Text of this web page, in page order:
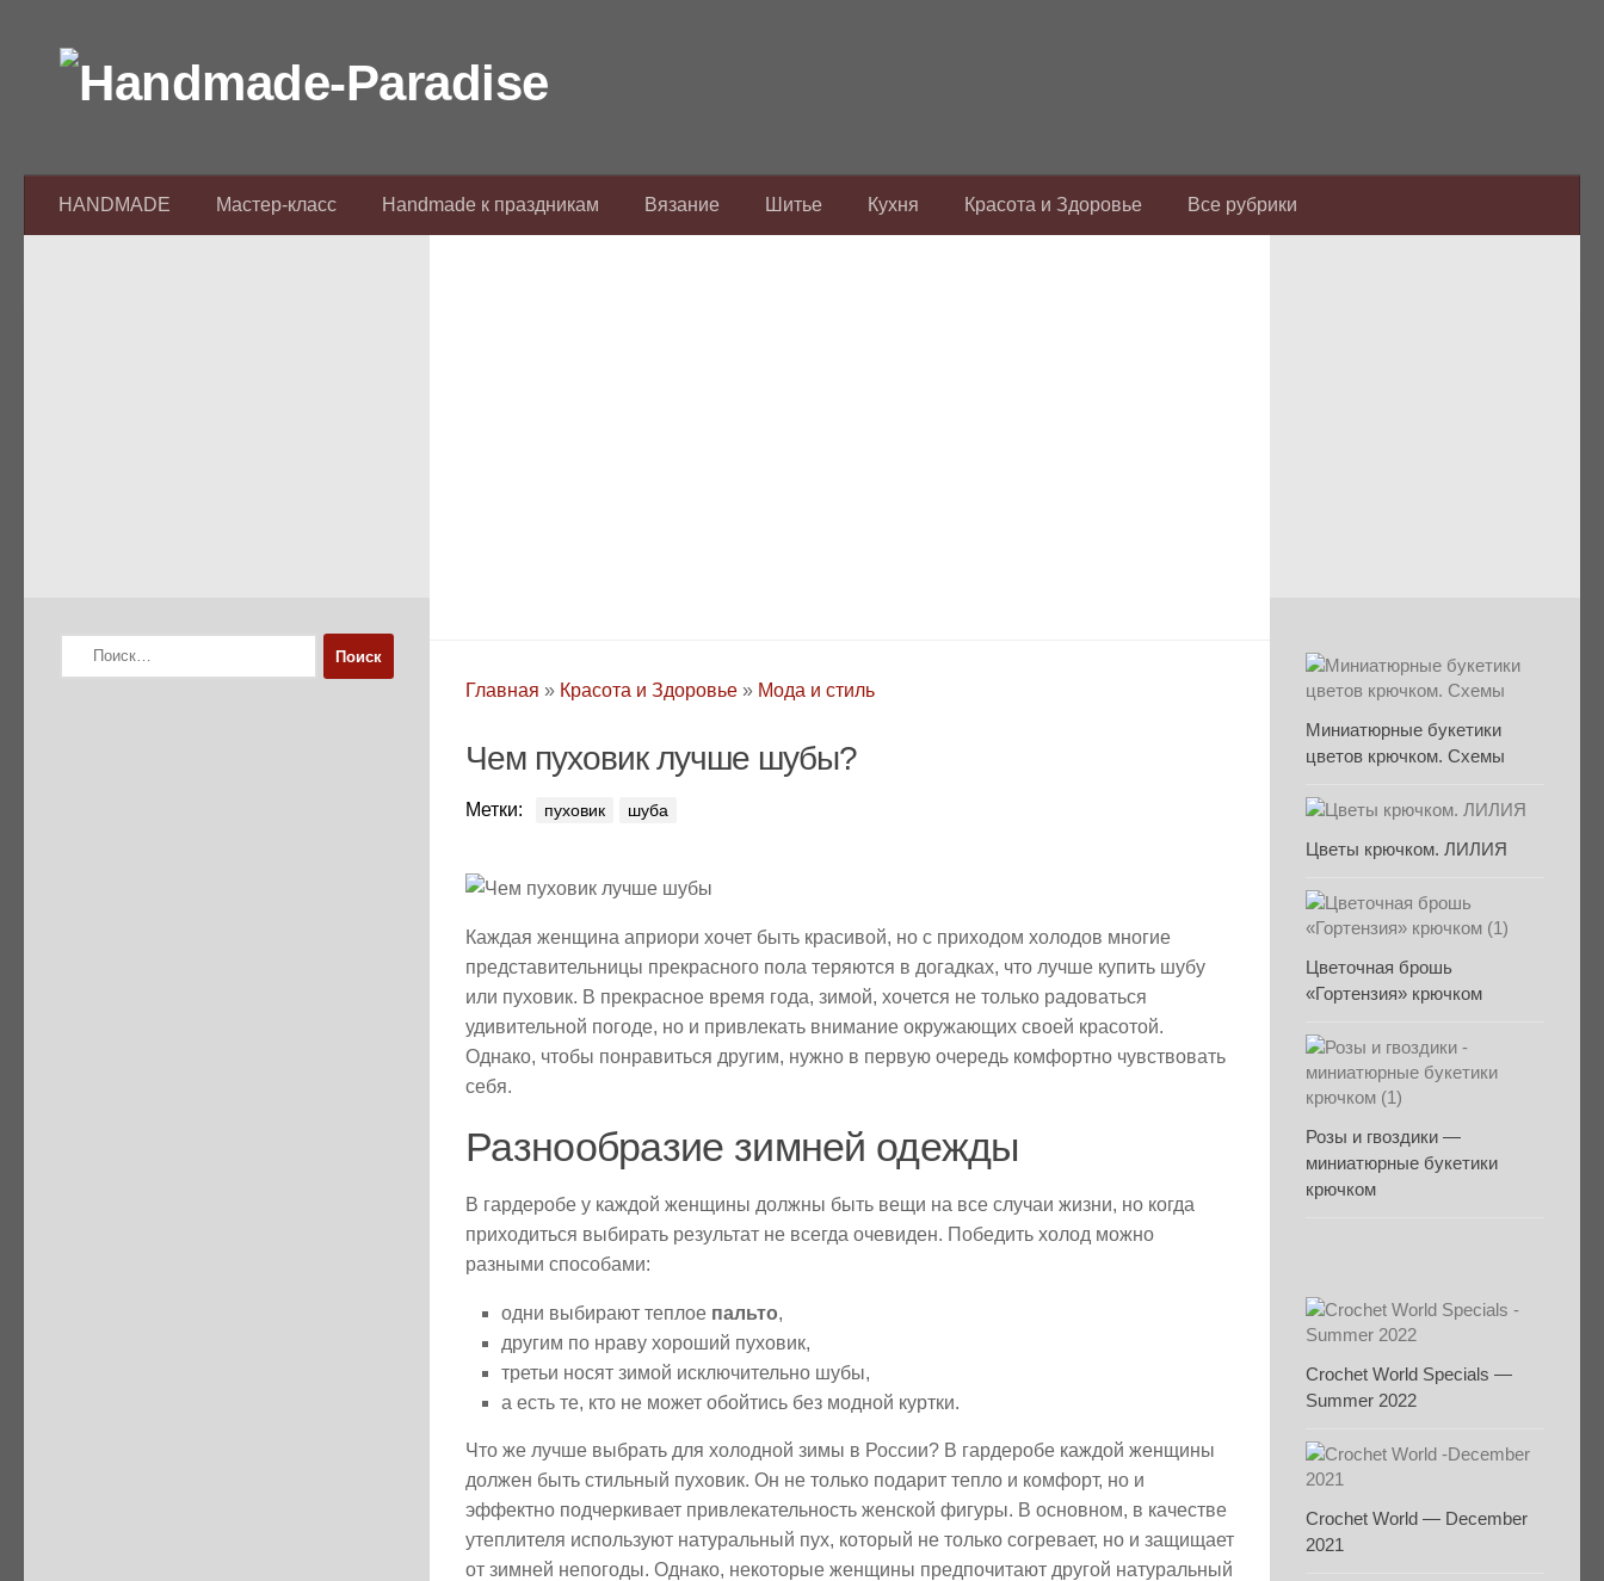
HANDMADE Мастер-класс Handmade к праздникам Вязание Шитье Кухня Красота и Здоровье Все рубрики
Главная » Красота и Здоровье » Мода и стиль
Чем пуховик лучше шубы?
Метки: пуховик шуба
Каждая женщина априори хочет быть красивой, но с приходом холодов многие
представительницы прекрасного пола теряются в догадках, что лучше купить шубу
или пуховик. В прекрасное время года, зимой, хочется не только радоваться
удивительной погоде, но и привлекать внимание окружающих своей красотой.
Однако, чтобы понравиться другим, нужно в первую очередь комфортно чувствовать
себя.
Разнообразие зимней одежды
В гардеробе у каждой женщины должны быть вещи на все случаи жизни, но когда
приходиться выбирать результат не всегда очевиден. Победить холод можно
разными способами:
одни выбирают теплое пальто,
другим по нраву хороший пуховик,
третьи носят зимой исключительно шубы,
а есть те, кто не может обойтись без модной куртки.
Что же лучше выбрать для холодной зимы в России? В гардеробе каждой женщины
должен быть стильный пуховик. Он не только подарит тепло и комфорт, но и
эффектно подчеркивает привлекательность женской фигуры. В основном, в качестве
утеплителя используют натуральный пух, который не только согревает, но и защищает
от зимней непогоды. Однако, некоторые женщины предпочитают другой натуральный
Найти:
Миниатюрные букетики
цветов крючком. Схемы
Цветы крючком. ЛИЛИЯ
Цветочная брошь
«Гортензия» крючком
Розы и гвоздики —
миниатюрные букетики
крючком
Crochet World Specials —
Summer 2022
Crochet World — December
2021